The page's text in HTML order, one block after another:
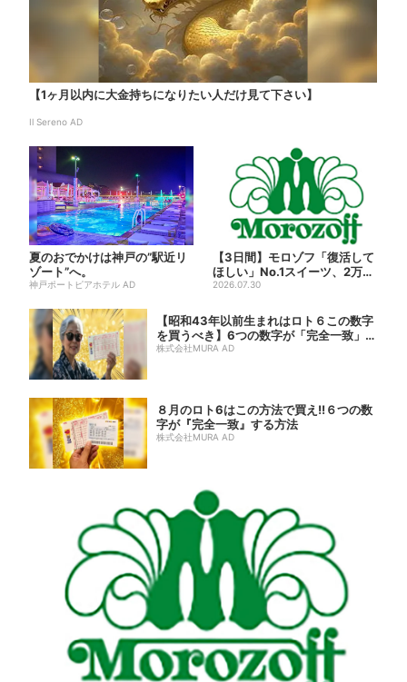
【1ヶ月以内に大金持ちになりたい人だけ見て下さい】
Il Sereno AD
夏のおでかけは神戸の”駅近リ
ゾート”へ。
神戸ポートピアホテル AD
【3日間】モロゾフ「復活して
ほしい」No.1スイーツ、2万3
865票から選ばれた...
2026.07.30
【昭和43年以前生まれはロト６この数字
を買うべき】6つの数字が「完全一致」す
る方...
株式会社MURA AD
８月のロト6はこの方法で買え!!６つの数
字が『完全一致』する方法
株式会社MURA AD